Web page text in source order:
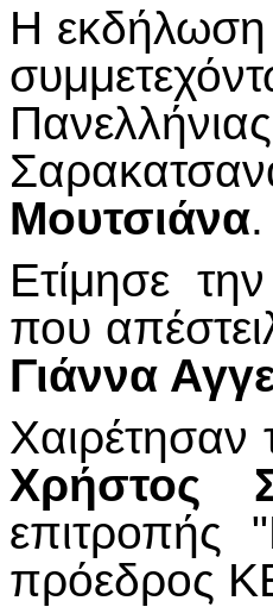
Η εκδήλωση
Μουτσιάνα.
Ετίμησε
που
Γιάννα
Χρήστος
επιτροπής
πρόεδρος